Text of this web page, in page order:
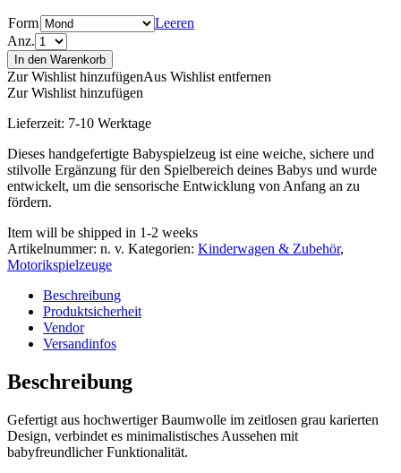
Form
Leeren
Anz.
In den Warenkorb
Zur Wishlist hinzufügenAus Wishlist entfernen
Zur Wishlist hinzufügen
Lieferzeit: 7-10 Werktage
Dieses handgefertigte Babyspielzeug ist eine weiche, sichere und
stilvolle Ergänzung für den Spielbereich deines Babys und wurde
entwickelt, um die sensorische Entwicklung von Anfang an zu
fördern.
Item will be shipped in 1-2 weeks
Artikelnummer: n. v. Kategorien: Kinderwagen & Zubehör,
Motorikspielzeuge
Beschreibung
Produktsicherheit
Vendor
Versandinfos
Beschreibung
Gefertigt aus hochwertiger Baumwolle im zeitlosen grau karierten
Design, verbindet es minimalistisches Aussehen mit
babyfreundlicher Funktionalität.